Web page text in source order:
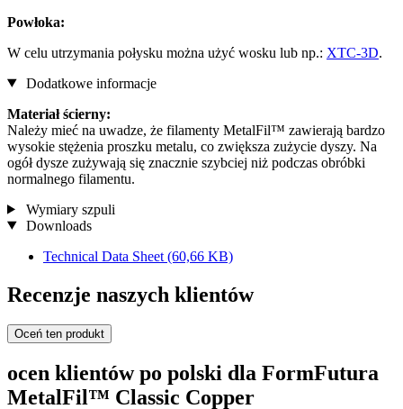
Powłoka:
W celu utrzymania połysku można użyć wosku lub np.: XTC-3D.
Dodatkowe informacje
Materiał ścierny:
Należy mieć na uwadze, że filamenty MetalFil™ zawierają bardzo
wysokie stężenia proszku metalu, co zwiększa zużycie dyszy. Na
ogół dysze zużywają się znacznie szybciej niż podczas obróbki
normalnego filamentu.
Wymiary szpuli
Downloads
Technical Data Sheet (60,66 KB)
Recenzje naszych klientów
Oceń ten produkt
ocen klientów po polski dla FormFutura
MetalFil™ Classic Copper